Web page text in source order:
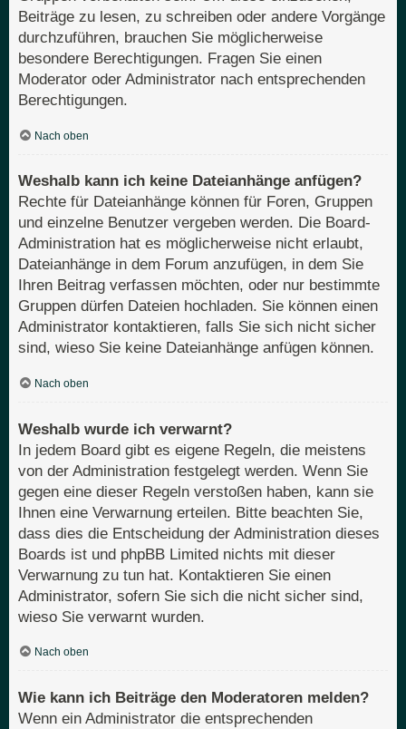
Beiträge zu lesen, zu schreiben oder andere Vorgänge
durchzuführen, brauchen Sie möglicherweise
besondere Berechtigungen. Fragen Sie einen
Moderator oder Administrator nach entsprechenden
Berechtigungen.
Nach oben
Weshalb kann ich keine Dateianhänge anfügen?
Rechte für Dateianhänge können für Foren, Gruppen
und einzelne Benutzer vergeben werden. Die Board-
Administration hat es möglicherweise nicht erlaubt,
Dateianhänge in dem Forum anzufügen, in dem Sie
Ihren Beitrag verfassen möchten, oder nur bestimmte
Gruppen dürfen Dateien hochladen. Sie können einen
Administrator kontaktieren, falls Sie sich nicht sicher
sind, wieso Sie keine Dateianhänge anfügen können.
Nach oben
Weshalb wurde ich verwarnt?
In jedem Board gibt es eigene Regeln, die meistens
von der Administration festgelegt werden. Wenn Sie
gegen eine dieser Regeln verstoßen haben, kann sie
Ihnen eine Verwarnung erteilen. Bitte beachten Sie,
dass dies die Entscheidung der Administration dieses
Boards ist und phpBB Limited nichts mit dieser
Verwarnung zu tun hat. Kontaktieren Sie einen
Administrator, sofern Sie sich die nicht sicher sind,
wieso Sie verwarnt wurden.
Nach oben
Wie kann ich Beiträge den Moderatoren melden?
Wenn ein Administrator die entsprechenden